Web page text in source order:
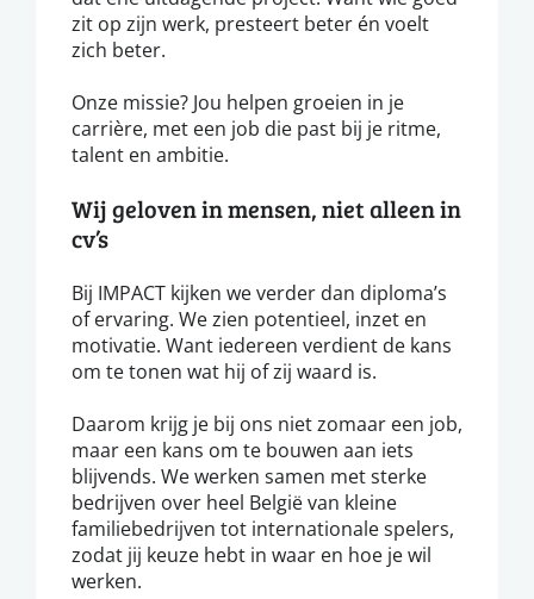
zit op zijn werk, presteert beter én voelt
zich beter.
Onze missie? Jou helpen groeien in je
carrière, met een job die past bij je ritme,
talent en ambitie.
Wij geloven in mensen, niet alleen in
cv’s
Bij IMPACT kijken we verder dan diploma’s
of ervaring. We zien potentieel, inzet en
motivatie. Want iedereen verdient de kans
om te tonen wat hij of zij waard is.
Daarom krijg je bij ons niet zomaar een job,
maar een kans om te bouwen aan iets
blijvends. We werken samen met sterke
bedrijven over heel België van kleine
familiebedrijven tot internationale spelers,
zodat jij keuze hebt in waar en hoe je wil
werken.